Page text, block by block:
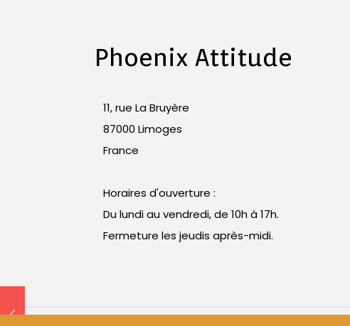
Phoenix Attitude
11, rue La Bruyère
87000 Limoges
France
Horaires d'ouverture :
Du lundi au vendredi, de 10h à 17h.
Fermeture les jeudis après-midi.